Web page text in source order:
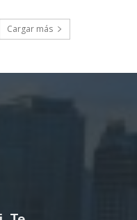
Cargar más